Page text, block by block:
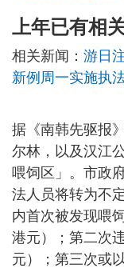
上年已有相
相关新闻： 游日
新例周一实施执
据《南韩先驱报
尔林，以及汉江
喂饲区」。市政
法人员将转为不
内首次被发现喂
港元）；第二次
元）；第三次或